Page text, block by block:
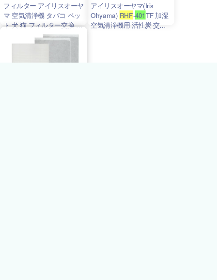
フィルター アイリスオーヤ
マ 空気清浄機 タバコ ペッ
ト 犬 猫 フィルター交換 加
湿空気清浄機 活性炭フィル
ターRHF-401TF
アイリスオーヤマ(Iris
Ohyama) RHF-401TF 加湿
空気清浄機用 活性炭 交換